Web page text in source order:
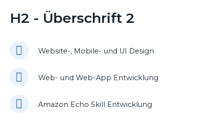
H2 - Überschrift 2
Website-, Mobile- und UI Design
Web- und Web-App Entwicklung
Amazon Echo Skill Entwicklung